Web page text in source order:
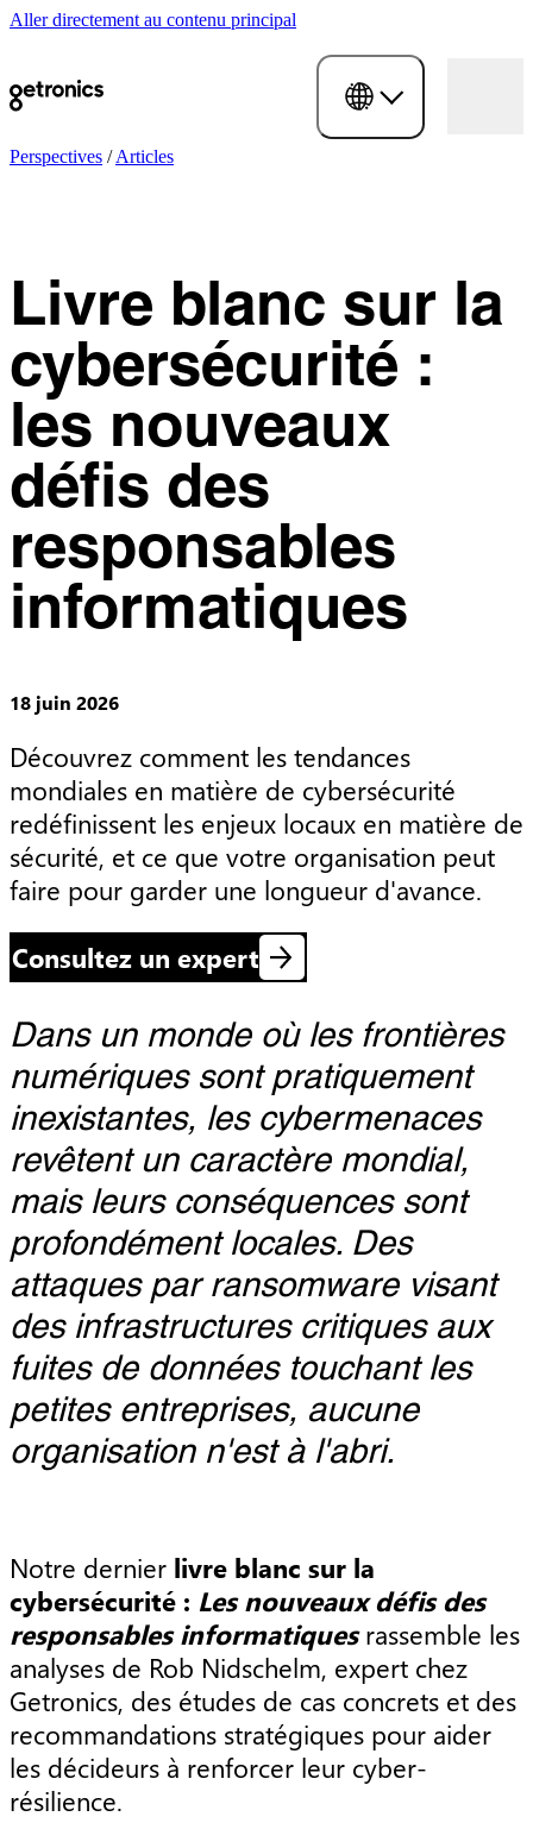
Aller directement au contenu principal
Perspectives /Articles
Livre blanc sur la
cybersécurité :
les nouveaux
défis des
responsables
informatiques
18 juin 2026
Découvrez comment les tendances
mondiales en matière de cybersécurité
redéfinissent les enjeux locaux en matière de
sécurité, et ce que votre organisation peut
faire pour garder une longueur d'avance.
Consultez un expert
Dans un monde où les frontières
numériques sont pratiquement
inexistantes, les cybermenaces
revêtent un caractère mondial,
mais leurs conséquences sont
profondément locales. Des
attaques par ransomware visant
des infrastructures critiques aux
fuites de données touchant les
petites entreprises, aucune
organisation n'est à l'abri.
Notre dernier livre blanc sur la
cybersécurité : Les nouveaux défis des
responsables informatiquesrassemble les
analyses de Rob Nidschelm, expert chez
Getronics, des études de cas concrets et des
recommandations stratégiques pour aider
les décideurs à renforcer leur cyber-
résilience.